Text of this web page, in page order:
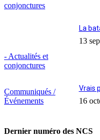
conjonctures
- Actualités et
conjonctures
La
13
Communiqués /
Événements
Vrais
16
Dernier numéro des NCS